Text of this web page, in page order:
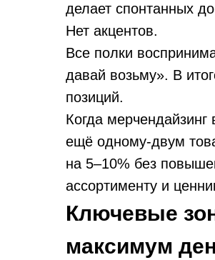
делает спонтанных
Нет акцентов.
Все полки
давай возьму». В
позиций.
Когда мерчендайзинг
ещё одному-двум
на 5–10% без
ассортименту и
Ключевые
максимум